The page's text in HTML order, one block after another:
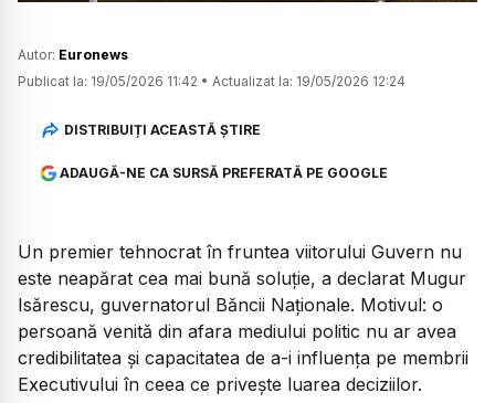
Autor: Euronews
Publicat la: 19/05/2026 11:42 • Actualizat la: 19/05/2026 12:24
DISTRIBUIȚI ACEASTĂ ȘTIRE
ADAUGĂ-NE CA SURSĂ PREFERATĂ PE GOOGLE
Un premier tehnocrat în fruntea viitorului Guvern nu
este neapărat cea mai bună soluție, a declarat Mugur
Isărescu, guvernatorul Băncii Naționale. Motivul: o
persoană venită din afara mediului politic nu ar avea
credibilitatea și capacitatea de a-i influența pe membrii
Executivului în ceea ce privește luarea deciziilor.